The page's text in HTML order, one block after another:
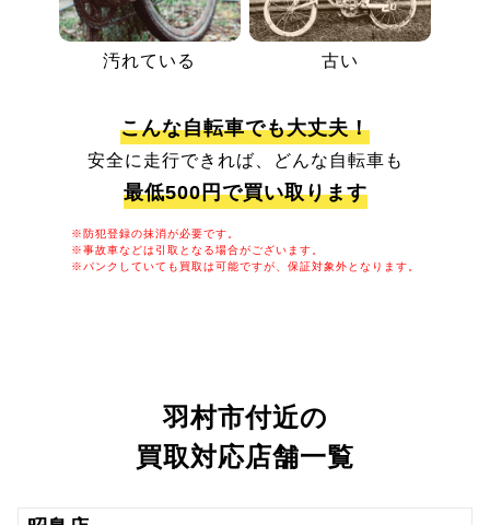
汚れている 古い
こんな自転車でも大丈夫！
安全に走行できれば、どんな自転車も
最低500円で買い取ります
※防犯登録の抹消が必要です。
※事故車などは引取となる場合がございます。
※パンクしていても買取は可能ですが、保証対象外となります。
羽村市付近の
買取対応店舗一覧